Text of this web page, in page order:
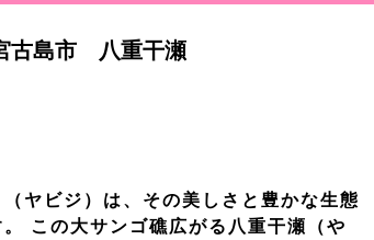
古島市 八重干瀬
ヤビジ）は、その美しさと豊かな生態
この大サンゴ礁広がる八重干瀬（や